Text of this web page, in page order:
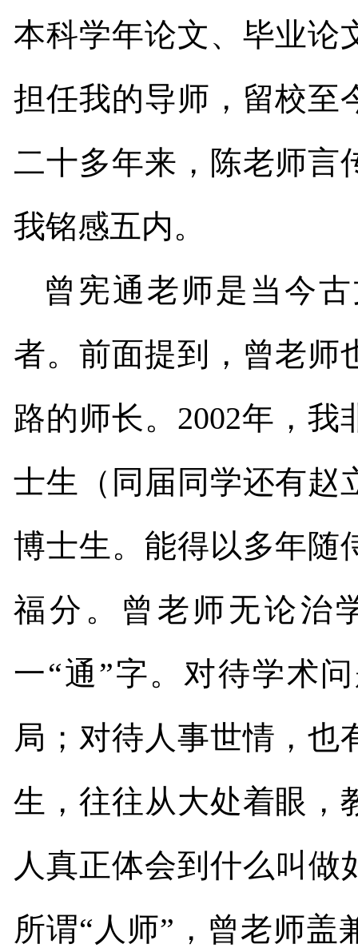
本科学年论文、毕业论
担任我的导师，留校至
二十多年来，陈老师言
我铭感五内。
曾宪通老师是当今
者。前面提到，曾老师
路的师长。 2002年，我
士生（同届同学还有赵
博士生。能得以多年随
福分。曾老师无论治
一“通”字。对待学术
局；对待人事世情，也
生，往往从大处着眼，
人真正体会到什么叫做
所谓“人师”，曾老师